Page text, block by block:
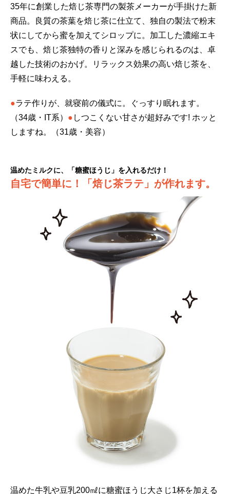
35年に創業した焙じ茶専門の製茶メーカーが手掛けた新
商品。良質の茶葉を焙じ茶に仕立て、独自の製法で粉末
状にしてから蜜を加えてシロップに。加工した濃縮エキ
スでも、焙じ茶独特の香りと深みを感じられるのは、卓
越した技術のおかげ。リラックス効果の高い焙じ茶を、
手軽に味わえる。
●ラテ作りが、就寝前の儀式に。ぐっすり眠れます。
（34歳・IT系） ● しつこくない甘さが超好みです! ホッと
しますね。（31歳・美容）
温めたミルクに、「糖蜜ほうじ」を入れるだけ！
自宅で簡単に！「焙じ茶ラテ」が作れます。
温めた牛乳や豆乳200㎖に糖蜜ほうじ大さじ1杯を加える